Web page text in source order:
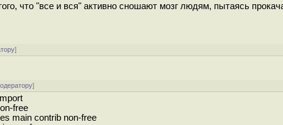
что "все и вся" активно сношают мозг людям, пытаясь
]
]
free
main contrib non-free